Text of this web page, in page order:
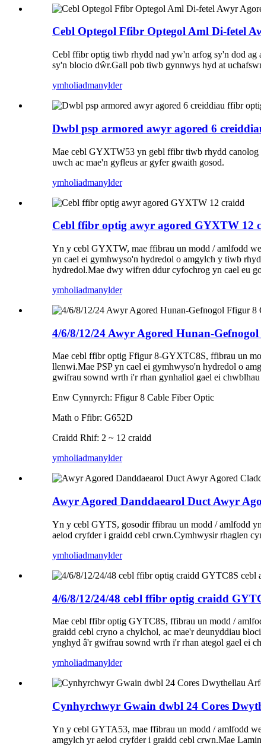
Cebl Optegol Ffibr Optegol Aml Di-fetel
Cebl ffibr optig tiwb rhydd nad yw'n arfog sy'n dod
sy'n blocio dŵr.Gall pob tiwb gynnwys hyd at
ymholiadmanylder
Dwbl psp armored awyr agored 6
Mae cebl GYXTW53 yn gebl ffibr tiwb rhydd
uwch ac mae'n gyfleus ar gyfer gwaith gosod.
ymholiadmanylder
Cebl ffibr optig awyr agored GYXTW 12
Yn y cebl GYXTW, mae ffibrau un modd / amlfodd
yn cael ei gymhwyso'n hydredol o amgylch y tiwb
hydredol.Mae dwy wifren ddur cyfochrog yn cael eu
ymholiadmanylder
4/6/8/12/24 Awyr Agored Hunan-
Mae cebl ffibr optig Ffigur 8-GYXTC8S, ffibrau un
llenwi.Mae PSP yn cael ei gymhwyso'n hydredol o
gwifrau sownd wrth i'r rhan gynhaliol gael ei
Enw Cynnyrch: Ffigur 8 Cable Fiber Optic
Math o Ffibr: G652D
Craidd Rhif: 2 ~ 12 craidd
ymholiadmanylder
Awyr Agored Danddaearol Duct Awyr
Yn y cebl GYTS, gosodir ffibrau un modd / amlfodd
aelod cryfder i graidd cebl crwn.Cymhwysir rhaglen
ymholiadmanylder
4/6/8/12/24/48 cebl ffibr optig craidd
Mae cebl ffibr optig GYTC8S, ffibrau un modd /
graidd cebl cryno a chylchol, ac mae'r deunyddiau
ynghyd â'r gwifrau sownd wrth i'r rhan ategol gael ei
ymholiadmanylder
Cynhyrchwyr Gwain dwbl 24 Cores
Yn y cebl GYTA53, mae ffibrau un modd / amlfodd
amgylch yr aelod cryfder i graidd cebl crwn.Mae